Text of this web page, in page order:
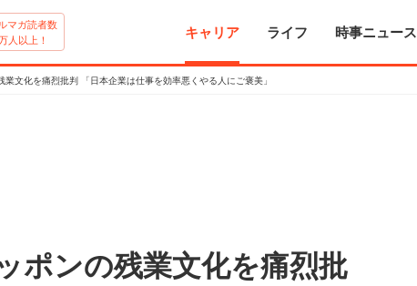
マガ読者数
人以上！
キャリア ライフ 時事ニュース
文化を痛烈批判 「日本企業は仕事を効率悪くやる人にご褒美」
ポンの残業文化を痛烈批